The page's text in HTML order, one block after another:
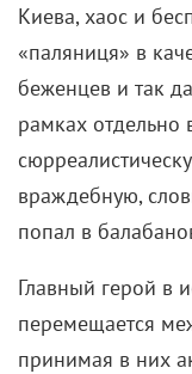
Киева, хаос и
«паляниця» в
беженцев и так
рамках отдельно
враждебную,
попал в
Главный герой в
перемещается
принимая в них